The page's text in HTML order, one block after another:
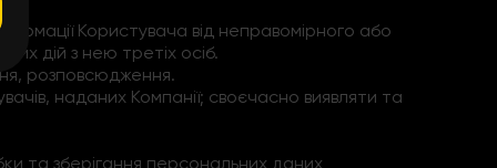
Користувача від неправомірного або
дій з нею третіх осіб.
розповсюдження.
наданих Компанії; своєчасно виявляти та
та зберігання персональних даних